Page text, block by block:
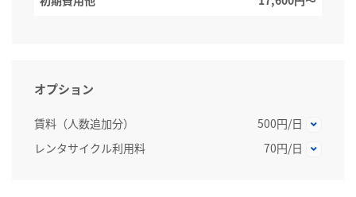
オプション
賃料（人数追加分）
500円/日
レンタサイクル利用料
70円/日